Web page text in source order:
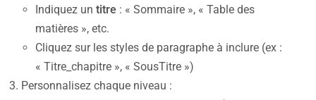
Indiquez un titre : « Sommaire », « Table des
matières », etc.
Cliquez sur les styles de paragraphe à inclure (ex :
« Titre_chapitre », « SousTitre »)
Personnalisez chaque niveau :